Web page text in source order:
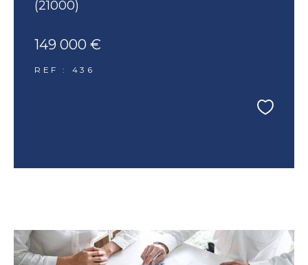
(21000)
149 000 €
REF : 436